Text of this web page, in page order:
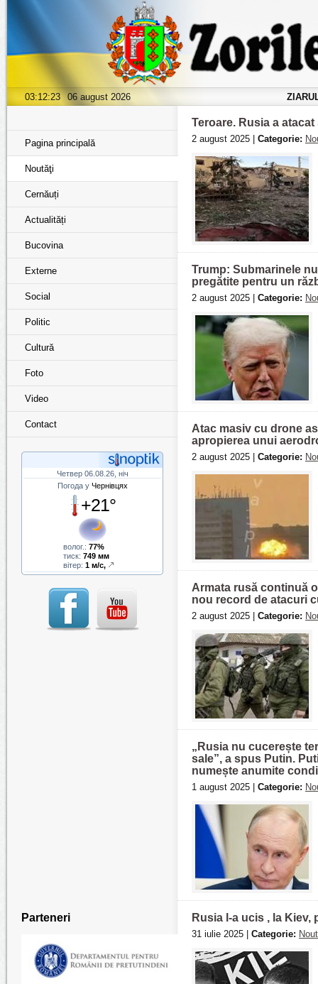
03:12:25 06 august 2026
Pagina principală
Noutăţi
Cernăuți
Actualități
Bucovina
Externe
Social
Politic
Cultură
Foto
Video
Contact
Четвер 06.08.26, ніч
Погода у Чернівцях
+21°
волог.: 77%
тиск: 749 мм
вітер: 1 м/с,
Parteneri
Teroare. Rusia a
2 august 2025 | Categorie:
Trump: Submarinele
pregătite pentru un
2 august 2025 | Categorie:
Atac masiv cu drone
apropierea unui
2 august 2025 | Categorie:
Armata rusă continuă
nou record de atacuri
2 august 2025 | Categorie:
„Rusia nu cucerește
sale”, a spus Putin.
numește anumite
1 august 2025 | Categorie:
Rusia l-a ucis , la Kiev,
31 iulie 2025 | Categorie: